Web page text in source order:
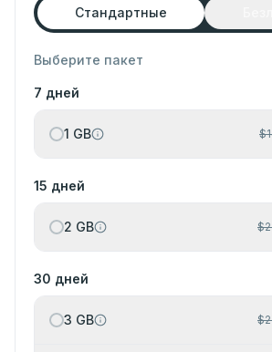
Стандартные
Выберите пакет
7 дней
1 GB $
15 дней
2 GB $
30 дней
3 GB $